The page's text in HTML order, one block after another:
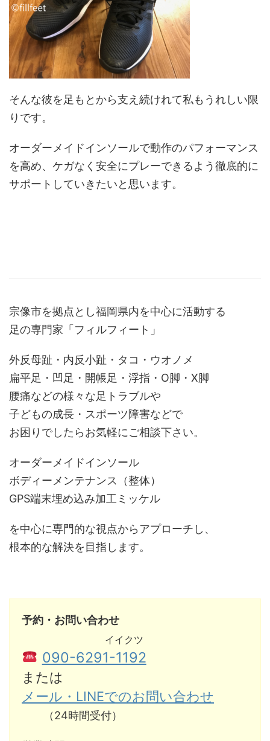
そんな彼を足もとから支え続けれて私もうれしい限
りです。
オーダーメイドインソールで動作のパフォーマンス
を高め、ケガなく安全にプレーできるよう徹底的に
サポートしていきたいと思います。
宗像市を拠点とし福岡県内を中心に活動する
足の専門家「フィルフィート」
外反母趾・内反小趾・タコ・ウオノメ
扁平足・凹足・開帳足・浮指・O脚・X脚
腰痛などの様々な足トラブルや
子どもの成長・スポーツ障害などで
お困りでしたらお気軽にご相談下さい。
オーダーメイドインソール
ボディーメンテナンス（整体）
GPS端末埋め込み加工ミッケル
を中心に専門的な視点からアプローチし、
根本的な解決を目指します。
予約・お問い合わせ
イイクツ
090-6291-1192
または
メール・LINEでのお問い合わせ
（24時間受付）